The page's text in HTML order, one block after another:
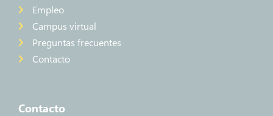
Empleo
Campus virtual
Preguntas frecuentes
Contacto
Contacto